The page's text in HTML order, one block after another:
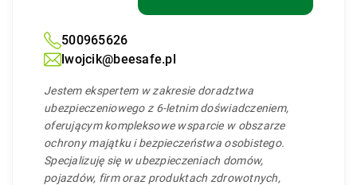
500965626
lwojcik@beesafe.pl
Jestem ekspertem w zakresie doradztwa
ubezpieczeniowego z 6-letnim doświadczeniem,
oferującym kompleksowe wsparcie w obszarze
ochrony majątku i bezpieczeństwa osobistego.
Specjalizuję się w ubezpieczeniach domów,
pojazdów, firm oraz produktach zdrowotnych,